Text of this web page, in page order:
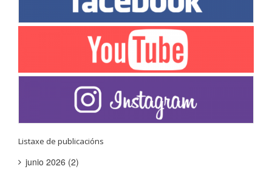
Listaxe de publicacións
junio 2026 (2)